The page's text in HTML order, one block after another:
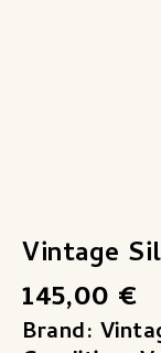
Vintage
145,00 €
Brand: